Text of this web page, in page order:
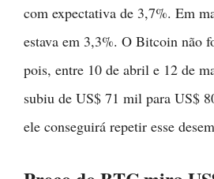
com expectativa de 3,7%. Em
estava em 3,3%. O Bitcoin não
pois, entre 10 de abril e 12 de
subiu de US$ 71 mil para US$
ele conseguirá repetir esse